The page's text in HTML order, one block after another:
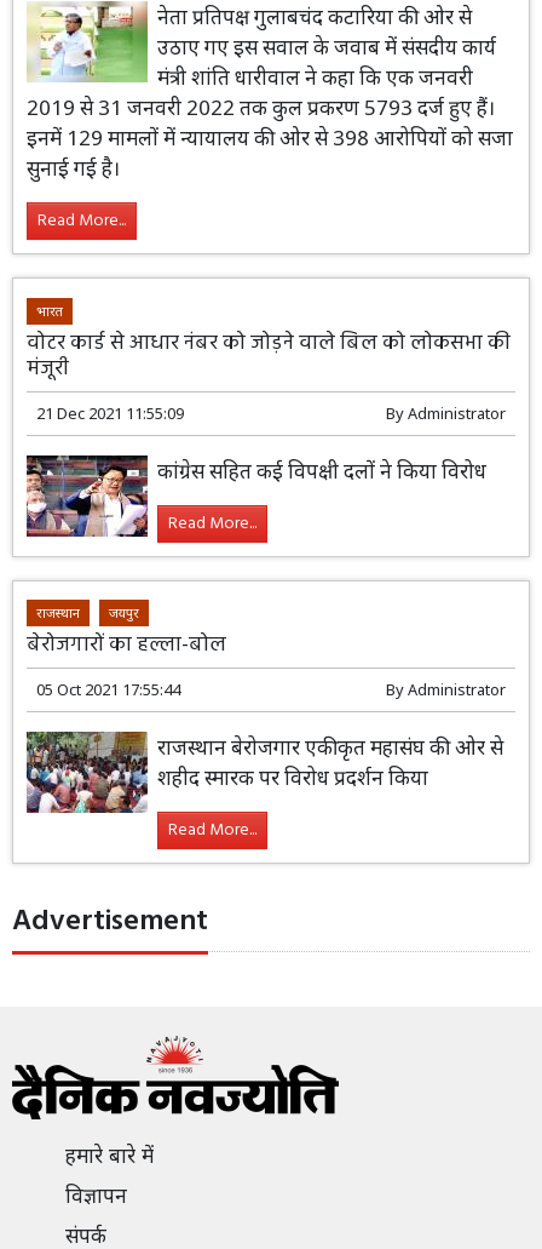
नेता प्रतिपक्ष गुलाबचंद कटारिया की ओर से
उठाए गए इस सवाल के जवाब में संसदीय कार्य
मंत्री शांति धारीवाल ने कहा कि एक जनवरी
2019 से 31 जनवरी 2022 तक कुल प्रकरण 5793 दर्ज हुए हैं।
इनमें 129 मामलों में न्यायालय की ओर से 398 आरोपियों को सजा
सुनाई गई है।
Read More...
भारत
वोटर कार्ड से आधार नंबर को जोड़ने वाले बिल को लोकसभा की
मंजूरी
21 Dec 2021 11:55:09 ByAdministrator
कांग्रेस सहित कई विपक्षी दलों ने किया विरोध
Read More...
राजस्थान जयपुर
बेरोजगारों का हल्ला-बोल
05 Oct 2021 17:55:44 ByAdministrator
राजस्थान बेरोजगार एकीकृत महासंघ की ओर से
शहीद स्मारक पर विरोध प्रदर्शन किया
Read More...
Advertisement
हमारे बारे में
विज्ञापन
संपर्क